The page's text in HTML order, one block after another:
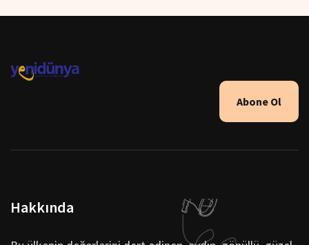
Abone Ol
Hakkında